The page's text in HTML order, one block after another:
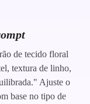
de tecido floral
textura de linho,
Ajuste o
base no tipo de